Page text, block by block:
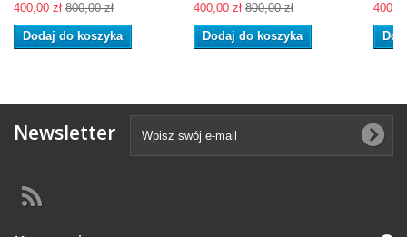
400,00 zł 800,00 zł
Dodaj do koszyka
400,00 zł 800,00 zł
Dodaj do koszyka
Newsletter